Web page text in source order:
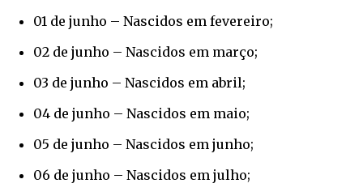
01 de junho – Nascidos em fevereiro;
02 de junho – Nascidos em março;
03 de junho – Nascidos em abril;
04 de junho – Nascidos em maio;
05 de junho – Nascidos em junho;
06 de junho – Nascidos em julho;